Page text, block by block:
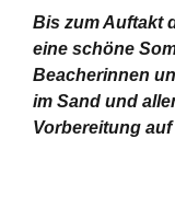
Bis zum Auftakt
eine schöne
Beacherinnen
im Sand und
Vorbereitung